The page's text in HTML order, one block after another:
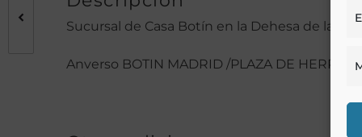
Sucursal de Casa Botín en la Dehesa de la Villa
Anverso BOTIN MADRID /PLAZA DE